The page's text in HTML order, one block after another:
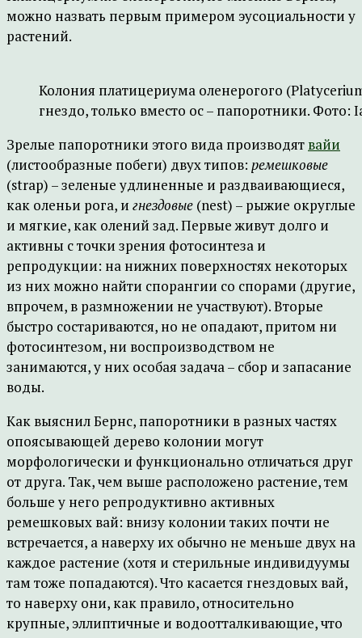
можно назвать первым примером эусоциальности у
растений.
Колония платицериума оленерогого
гнездо, только вместо ос – папоротники. Фото:
Зрелые папоротники этого вида производят вайи
(листообразные побеги) двух типов: ремешковые
(strap) – зеленые удлиненные и раздваивающиеся,
как оленьи рога, и гнездовые (nest) – рыжие округлые
и мягкие, как олений зад. Первые живут долго и
активны с точки зрения фотосинтеза и
репродукции: на нижних поверхностях некоторых
из них можно найти спорангии со спорами (другие,
впрочем, в размножении не участвуют). Вторые
быстро состариваются, но не опадают, притом ни
фотосинтезом, ни воспроизводством не
занимаются, у них особая задача – сбор и запасание
воды.
Как выяснил Бернс, папоротники в разных частях
опоясывающей дерево колонии могут
морфологически и функционально отличаться друг
от друга. Так, чем выше расположено растение, тем
больше у него репродуктивно активных
ремешковых вай: внизу колонии таких почти не
встречается, а наверху их обычно не меньше двух на
каждое растение (хотя и стерильные индивидуумы
там тоже попадаются). Что касается гнездовых вай,
то наверху они, как правило, относительно
крупные, эллиптичные и водоотталкивающие, что